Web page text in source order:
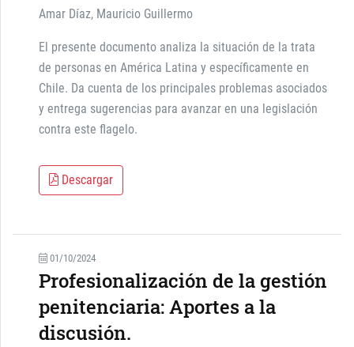
Amar Díaz, Mauricio Guillermo
El presente documento analiza la situación de la trata
de personas en América Latina y específicamente en
Chile. Da cuenta de los principales problemas asociados
y entrega sugerencias para avanzar en una legislación
contra este flagelo.
Descargar
01/10/2024
Profesionalización de la gestión
penitenciaria: Aportes a la
discusión.